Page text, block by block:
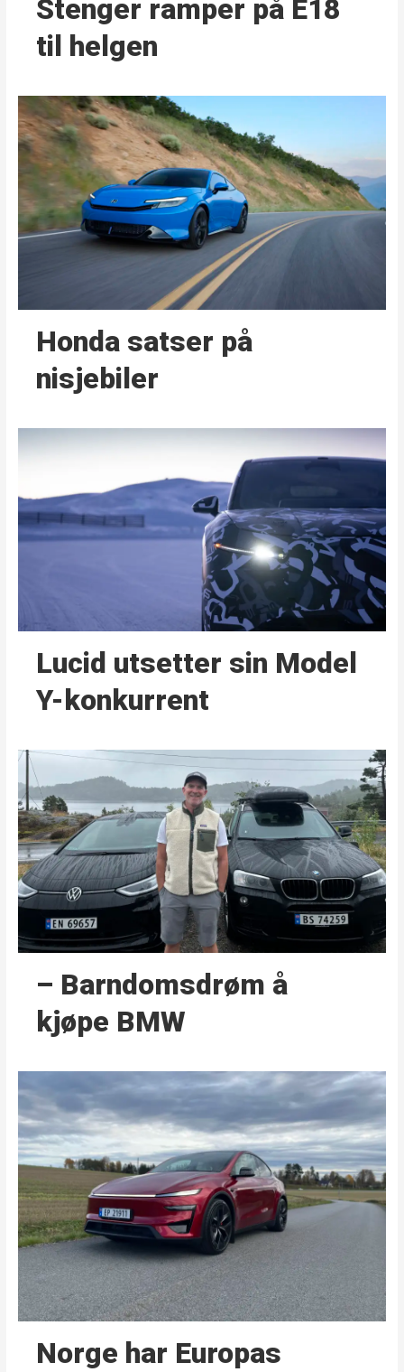
Stenger ramper på E18
til helgen
Honda satser på
nisjebiler
Lucid utsetter sin Model
Y-konkurrent
– Barndoms­drøm å
kjøpe BMW
Norge har Europas